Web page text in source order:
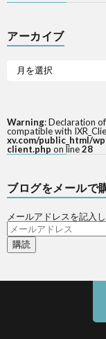
アーカイブ
Warning: Declaration
compatible with
xv.com/public_html/
client.php on line28
ブログをメールで
メールアドレスを記入
メ
ー
ル
ア
ス